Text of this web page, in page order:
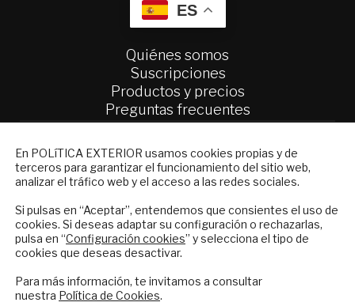
ES
Quiénes somos
Suscripciones
Productos y precios
Preguntas frecuentes
Condiciones generales de contratación
Colaboraciones
Publicidad
Política Exterior
Informe Semanal de Política Exterior
© 2026 - Fundación Análisis de Política
En POLíTICA EXTERIOR usamos cookies propias y de
terceros para garantizar el funcionamiento del sitio web,
analizar el tráfico web y el acceso a las redes sociales.
Si pulsas en “Aceptar”, entendemos que consientes el uso de
cookies. Si deseas adaptar su configuración o rechazarlas,
pulsa en “Configuración cookies” y selecciona el tipo de
cookies que deseas desactivar.
Para más información, te invitamos a consultar
nuestra Política de Cookies.
NEWSLETTER
Suscríbase a nuestro boletín electrónico y
reciba en su correo el mejor análisis
internacional en español.